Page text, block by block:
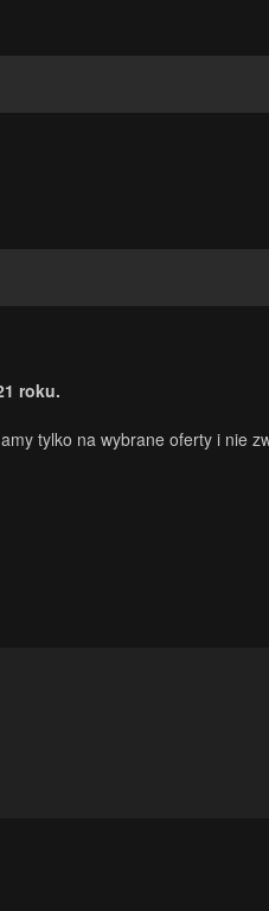
roku.
tylko na wybrane oferty i nie